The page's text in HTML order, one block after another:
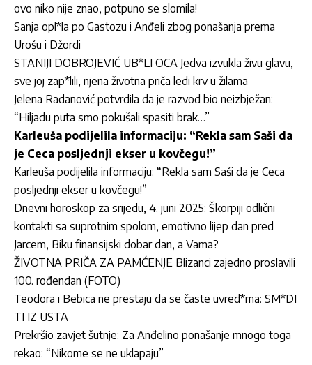
ovo niko nije znao, potpuno se slomila!
Sanja opl*la po Gastozu i Anđeli zbog ponašanja prema
Urošu i Džordi
STANIJI DOBROJEVIĆ UB*LI OCA Jedva izvukla živu glavu,
sve joj zap*lili, njena životna priča ledi krv u žilama
Jelena Radanović potvrdila da je razvod bio neizbježan:
“Hiljadu puta smo pokušali spasiti brak…”
Karleuša podijelila informaciju: “Rekla sam Saši da
je Ceca posljednji ekser u kovčegu!”
Karleuša podijelila informaciju: “Rekla sam Saši da je Ceca
posljednji ekser u kovčegu!”
Dnevni horoskop za srijedu, 4. juni 2025: Škorpiji odlični
kontakti sa suprotnim spolom, emotivno lijep dan pred
Jarcem, Biku finansijski dobar dan, a Vama?
ŽIVOTNA PRIČA ZA PAMĆENJE Blizanci zajedno proslavili
100. rođendan (FOTO)
Teodora i Bebica ne prestaju da se časte uvred*ma: SM*DI
TI IZ USTA
Prekršio zavjet šutnje: Za Anđelino ponašanje mnogo toga
rekao: “Nikome se ne uklapaju”